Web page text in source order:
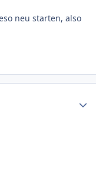
neu starten, also